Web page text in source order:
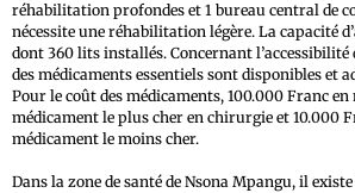
réhabilitation profondes et 1 bureau central de
nécessite une réhabilitation légère. La capacité
dont 360 lits installés. Concernant l’accessibilité
des médicaments essentiels sont disponibles et
Pour le coût des médicaments, 100.000 Franc
médicament le plus cher en chirurgie et 10.000
médicament le moins cher.
Dans la zone de santé de Nsona Mpangu, il